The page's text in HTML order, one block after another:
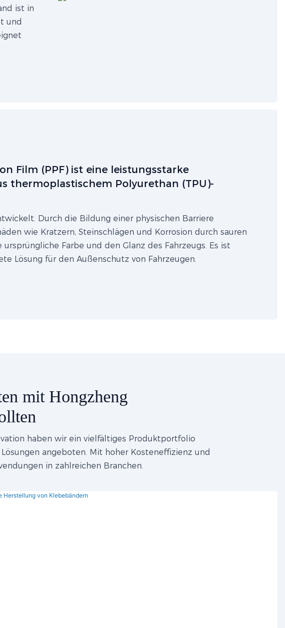
ist in
und
Film (PPF) ist eine leistungsstarke
thermoplastischem Polyurethan (TPU)-
Durch die Bildung einer physischen Barriere
wie Kratzern, Steinschlägen und Korrosion durch sauren
Farbe und den Glanz des Fahrzeugs. Es ist
Lösung für den Außenschutz von Fahrzeugen.
mit Hongzheng
haben wir ein vielfältiges Produktportfolio
angeboten. Mit hoher Kosteneffizienz und
in zahlreichen Branchen.